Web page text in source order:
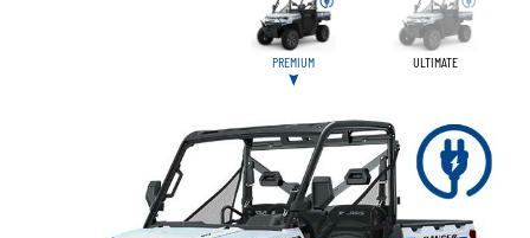
PREMIUM ULTIMATE